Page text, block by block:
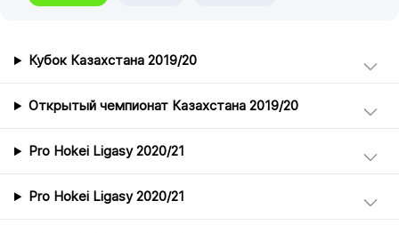
Кубок Казахстана 2019/20
Открытый чемпионат Казахстана 2019/20
Pro Hokei Ligasy 2020/21
Pro Hokei Ligasy 2020/21